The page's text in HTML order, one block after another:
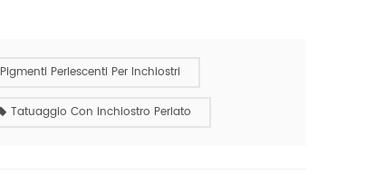
Pigmenti Perlescenti Per Inchiostri
Tatuaggio Con Inchiostro Perlato